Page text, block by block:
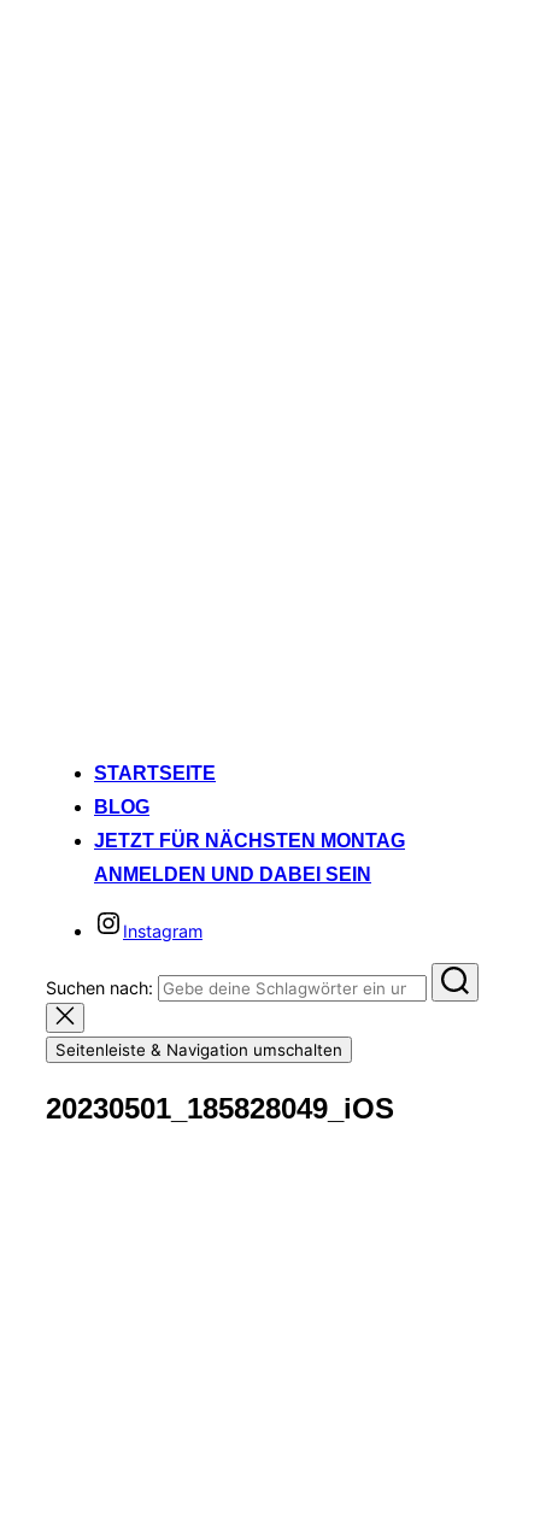
STARTSEITE
BLOG
JETZT FÜR NÄCHSTEN MONTAG
ANMELDEN UND DABEI SEIN
Instagram
Suchen nach:
Seitenleiste & Navigation umschalten
20230501_185828049_iOS